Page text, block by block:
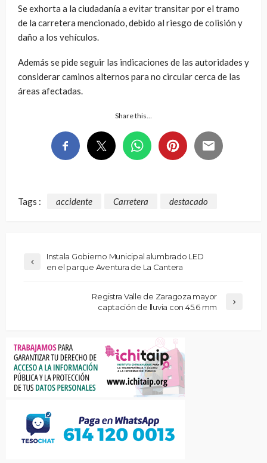
Se exhorta a la ciudadanía a evitar transitar por el tramo
de la carretera mencionado, debido al riesgo de colisión y
daño a los vehículos.
Además se pide seguir las indicaciones de las autoridades y
considerar caminos alternos para no circular cerca de las
áreas afectadas.
Share this…
Tags : accidente Carretera destacado
Instala Gobierno Municipal alumbrado LED
en el parque Aventura de La Cantera
Registra Valle de Zaragoza mayor
captación de lluvia con 45.6 mm